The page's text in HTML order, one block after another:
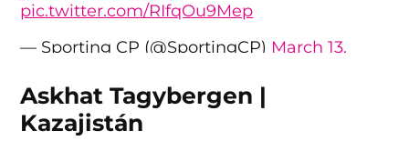
pic.twitter.com/RIfqOu9Mep
— Sporting CP (@SportingCP) March 13,
Askhat Tagybergen |
Kazajistán